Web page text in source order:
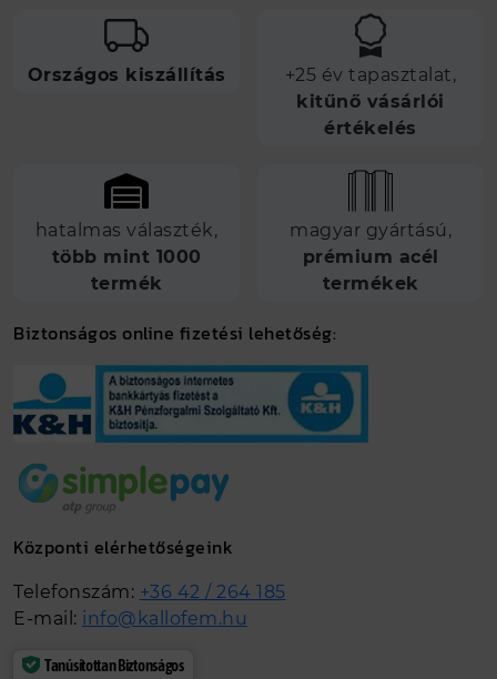
Országos kiszállítás
+25 év tapasztalat,
kitűnő vásárlói
értékelés
hatalmas választék,
több mint 1000
termék
magyar gyártású,
prémium acél
termékek
Biztonságos online fizetési lehetőség:
Központi elérhetőségeink
Telefonszám: +36 42 / 264 185
E-mail: info@kallofem.hu
Tanúsítottan Biztonságos